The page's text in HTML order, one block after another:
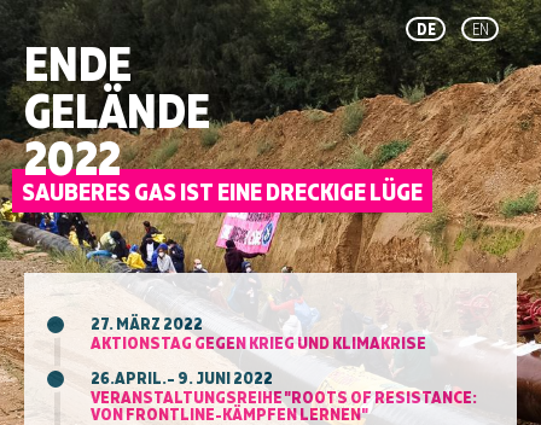
DE EN
ENDE
GELÄNDE
2022
27. MÄRZ 2022
AKTIONSTAG GEGEN KRIEG UND KLIMAKRISE
26.APRIL.– 9. JUNI 2022
VERANSTALTUNGSREIHE "ROOTS OF RESISTANCE:
VON FRONTLINE-KÄMPFEN LERNEN"